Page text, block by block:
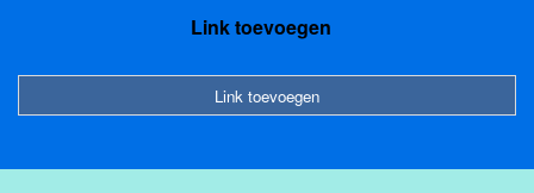
Link toevoegen
Link toevoegen